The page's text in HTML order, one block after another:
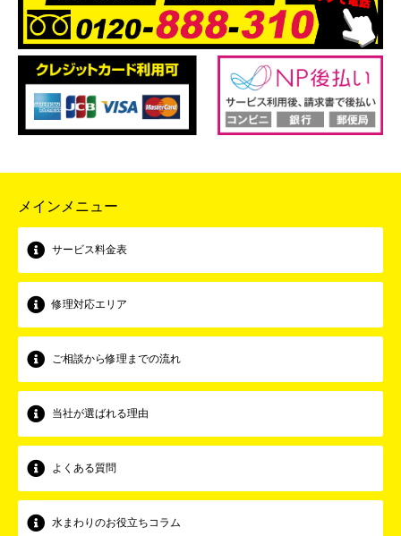
メインメニュー
サービス料金表
修理対応エリア
ご相談から修理までの流れ
当社が選ばれる理由
よくある質問
水まわりのお役立ちコラム